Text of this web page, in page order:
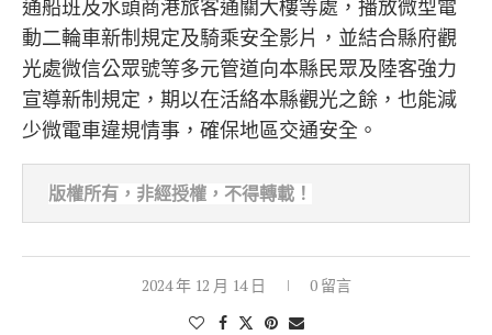
通船班及水頭商港旅客通關大樓等處，播放微型電
動二輪車新制規定及騎乘安全影片，並結合縣府觀
光處微信公眾號等多元管道向本縣民眾及陸客強力
宣導新制規定，期以在活絡本縣觀光之餘，也能減
少微電車違規情事，確保地區交通安全。
版權所有，非經授權，不得轉載！
2024 年 12 月 14 日 0 留言